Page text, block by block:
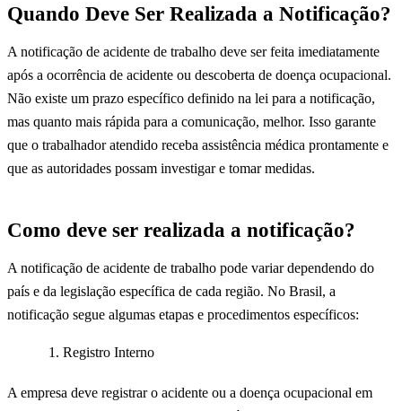
Quando Deve Ser Realizada a Notificação?
A notificação de acidente de trabalho deve ser feita imediatamente
após a ocorrência de acidente ou descoberta de doença ocupacional.
Não existe um prazo específico definido na lei para a notificação,
mas quanto mais rápida para a comunicação, melhor. Isso garante
que o trabalhador atendido receba assistência médica prontamente e
que as autoridades possam investigar e tomar medidas.
Como deve ser realizada a notificação?
A notificação de acidente de trabalho pode variar dependendo do
país e da legislação específica de cada região. No Brasil, a
notificação segue algumas etapas e procedimentos específicos:
Registro Interno
A empresa deve registrar o acidente ou a doença ocupacional em